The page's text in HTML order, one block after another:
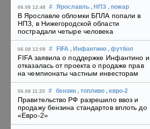
06.08 12:48 # Ярославль , НПЗ , пожар
В Ярославле обломки БПЛА попали в
НПЗ, в Нижегородской области
пострадали четыре человека
06.08 12:08 # FIFA , Инфантино , футбол
FIFA заявила о поддержке Инфантино и
отказалась от проекта о продаже прав
на чемпионаты частным инвесторам
06.08 11:25 # бензин , топливо , евро-2
Правительство РФ разрешило ввоз и
продажу бензина стандартов вплоть до
«Евро-2»